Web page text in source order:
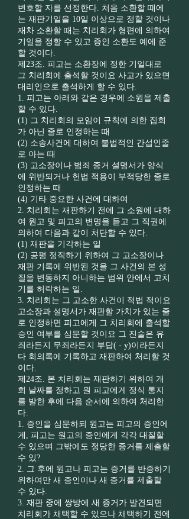
변호할 자를 선정한다. 처음 소환할 때에
는 재판기일을 10일 이상으로 정할 것이나
재차 소환할 때는 치리회가 형편에 의하여
기일을 정할 수 있고 증인 소환도 예에 준
할 것이다.
제23조. 피고는 소환장에 정한 기일대로
그 치리회에 출석할 것이요 사고가 있으면
대리인으로 출석하게 할 수 있다.
1. 피고는 아래와 같은 경우에 소원을 제출
할 수 있다.
(1) 그 치리회의 모임이 규칙에 의한 집회
가 아닌 줄로 인정하는 때
(2) 소송사건에 대하여 불법적인 간섭인줄
로 아는 때
(3) 고소장이나 범죄 증거 설명서가 양식
에 위반되거나 헌법 적용이 부적당한 줄로
인정하는 때
(4) 기타 중요한 사건에 대하여
2. 치리회는 재판하기 전에 그 소원에 대하
여 원고 및 피고의 변명을 듣고 그 직권에
의하여 다음과 같이 처단할 수 있다.
(1) 재판을 기각하는 일
(2) 공평 정직하기 위하여 그 고소장이나
재판 기록에 위반된 것을 그 사건의 본 성
질을 변동하지 아니하는 범위 안에서 고치
기를 허락하는 일.
3. 치리회는 그 고소한 사건이 적법 적이요
고소장과 설명서가 재판할 가치가 있는 줄
로 인정하면 피고에게 그 치리회에 출석할
승인 여부를 심문할 것이요 그 진술은 유
죄라든지 무죄라든지 부답( - y)이라든지
다 회의록에 기록하고 재판하여 처리할 것
이다.
제24조. 본 치리회는 재판하기 위하여 개
회 날짜를 정하고 원 피고에게 정식 통지
를 발한 후에 다음 순서에 의하여 처리한
다.
1. 증인을 심문하되 원고는 피고의 증인에
게, 피고는 원고의 증인에게 각각 대질할
수 있으며 그밖에도 정당한 증거를 제출할
수 있?
2. 그 후에 원고나 피고는 증거를 반증하기
위하여만 새 증인이나 새 증거를 제출할
수 있다.
3. 재판 중에 쌍방에 새 증거가 발견되면
치리회가 채택할 수 있으나 채택하기 전에